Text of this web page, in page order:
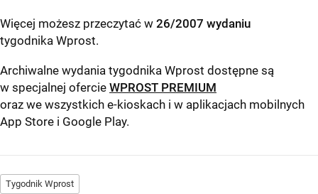
Więcej możesz przeczytać w 26/2007 wydaniu
tygodnika Wprost.
Archiwalne wydania tygodnika Wprost dostępne są
w specjalnej ofercie WPROST PREMIUM
oraz we wszystkich e-kioskach i w aplikacjach mobilnych
App Store i Google Play.
Tygodnik Wprost